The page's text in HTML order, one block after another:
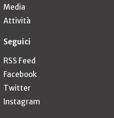
Media
Attività
Seguici
RSS Feed
Facebook
Twitter
Instagram